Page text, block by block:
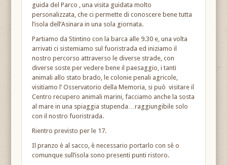
guida del Parco , una visita guidata molto
personalizzata, che ci permette di conoscere bene tutta
l’isola dell’Asinara in una sola giornata.
Partiamo da Stintino con la barca alle 9.30 e, una volta
arrivati ci sistemiamo sul fuoristrada ed iniziamo il
nostro percorso attraverso le diverse strade, con
diverse soste per vedere bene il paesaggio, i tanti
animali allo stato brado, le colonie penali agricole,
visitiamo l’ Osservatorio della Memoria, si può visitare il
Centro recupero animali marini, facciamo anche la sosta
al mare in una spiaggia stupenda…raggiungibile solo
con il nostro fuoristrada.
Rientro previsto per le 17.
Il pranzo è al sacco, è necessario portarlo con sè o
comunque sull’isola sono presenti punti ristoro.